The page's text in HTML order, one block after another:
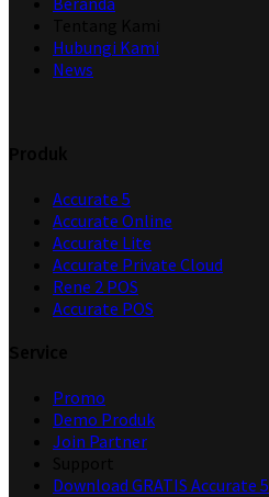
Hubungi Kami
News
Accurate 5
Accurate Online
Accurate Lite
Accurate Private Cloud
Rene 2 POS
Accurate POS
Promo
Demo Produk
Join Partner
Download GRATIS Accurate 5